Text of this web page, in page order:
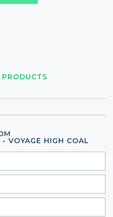
VOYAGE HIGH COAL